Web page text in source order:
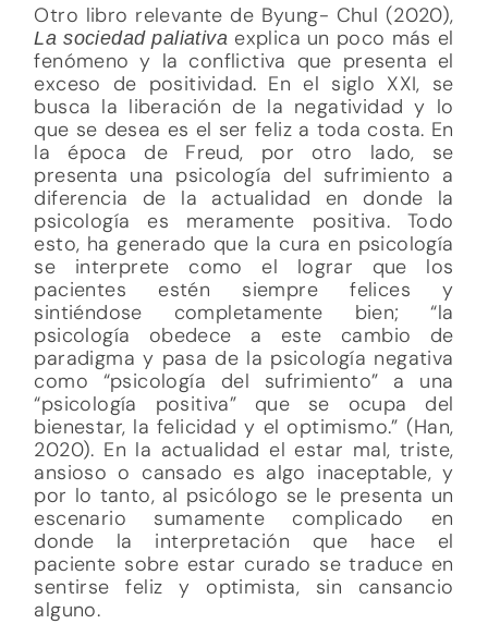
Otro libro relevante de Byung- Chul (2020),
La sociedad paliativa explica un poco más el
fenómeno y la conflictiva que presenta el
exceso de positividad. En el siglo XXI, se
busca la liberación de la negatividad y lo
que se desea es el ser feliz a toda costa. En
la época de Freud, por otro lado, se
presenta una psicología del sufrimiento a
diferencia de la actualidad en donde la
psicología es meramente positiva. Todo
esto, ha generado que la cura en psicología
se interprete como el lograr que los
pacientes estén siempre felices y
sintiéndose completamente bien; “la
psicología obedece a este cambio de
paradigma y pasa de la psicología negativa
como “psicología del sufrimiento” a una
“psicología positiva” que se ocupa del
bienestar, la felicidad y el optimismo.” (Han,
2020). En la actualidad el estar mal, triste,
ansioso o cansado es algo inaceptable, y
por lo tanto, al psicólogo se le presenta un
escenario sumamente complicado en
donde la interpretación que hace el
paciente sobre estar curado se traduce en
sentirse feliz y optimista, sin cansancio
alguno.